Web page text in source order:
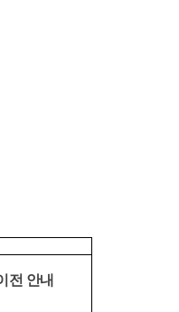
전 안내